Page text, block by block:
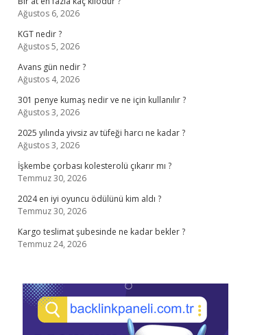
Ağustos 6, 2026
KGT nedir ?
Ağustos 5, 2026
Avans gün nedir ?
Ağustos 4, 2026
301 penye kumaş nedir ve ne için kullanılır ?
Ağustos 3, 2026
2025 yılında yivsiz av tüfeği harcı ne kadar ?
Ağustos 3, 2026
İşkembe çorbası kolesterolü çıkarır mı ?
Temmuz 30, 2026
2024 en iyi oyuncu ödülünü kim aldı ?
Temmuz 30, 2026
Kargo teslimat şubesinde ne kadar bekler ?
Temmuz 24, 2026